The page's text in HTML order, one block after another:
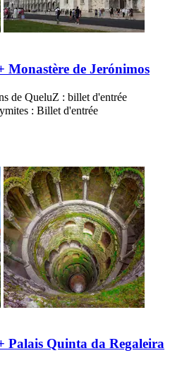
Monastère de Jerónimos
de QueluZ : billet d'entrée
: Billet d'entrée
Palais Quinta da Regaleira